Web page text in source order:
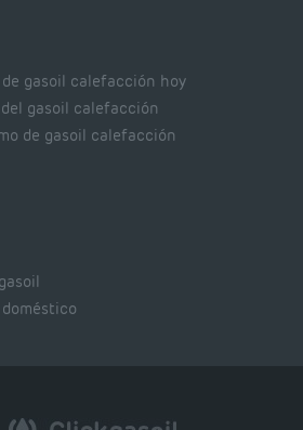
gasoil calefacción hoy
gasoil calefacción
de gasoil calefacción